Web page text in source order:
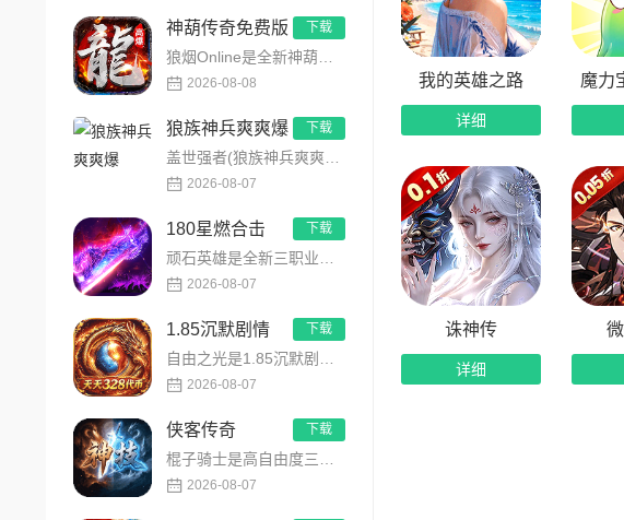
5、版本福利大升级：
6、0.1折畅玩全西游：
神葫传奇免费版
狼烟Online是全新神葫单职业中变传奇免费版手游，永久内置3折福利，每日免费领800代币！开局赠送豪华首充...
2026-08-08
下载
狼族神兵爽爽爆
盖世强者(狼族神兵爽爽爆)是主打高福利、高爆率、长线挂机的东方玄幻传奇手游！开局即送2亿切割、千万群切、八大...
2026-08-07
下载
180星燃合击
顽石英雄是全新三职业英雄合击传奇手游，无套路无脑上手，全程无硬性消费！永久内置3折充值福利，每日上线领648...
2026-08-07
下载
1.85沉默剧情
自由之光是1.85沉默剧情版单职业传奇手游，主打散人可打可嫖良心玩法！每日免费送328代币，海量礼包全程白嫖...
2026-08-07
下载
侠客传奇
棍子骑士是高自由度三职业侠客传奇手游，主打百种技能自由搭配！解锁海量天赋与被动效果，搭配炫酷粒子技能特效，刷...
2026-08-07
下载
我的英雄之路
详细
魔力
诛神传
详细